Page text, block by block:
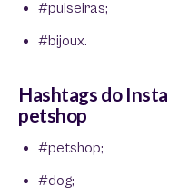
#pulseiras;
#bijoux.
Hashtags do
petshop
#petshop;
#dog;